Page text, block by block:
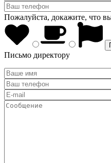
Пожалуйста, докажите, что
Письмо директору